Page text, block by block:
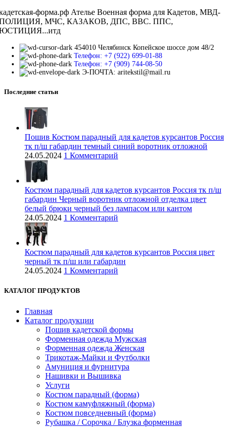
форма.рф Ателье Военная форма для Кадетов, МВД-
МЧС, КАЗАКОВ, ДПС, ВВС. ППС,
454010 Челябинск Копейское шоссе дом 48/2
Телефон: +7 (922) 699-01-88
Телефон: +7 (909) 744-08-50
Э-ПОЧТА: aritekstil@mail.ru
Последние статьи
Пошив Костюм парадный для кадетов курсантов Россия
тк п/ш габардин темный синий воротник отложной
24.05.2024 1 Комментарий
Костюм парадный для кадетов курсантов Россия тк п/ш
габардин Черный воротник отложной отделка цвет
белый брюки черный без лaмпасом или кантом
24.05.2024 1 Комментарий
Костюм парадный для кадетов курсантов Россия цвет
черный тк п/ш или габардин
24.05.2024 1 Комментарий
КАТАЛОГ ПРОДУКТОВ
Главная
Каталог продукции
Пошив кадетской формы
Форменная одежда Мужская
Форменная одежда Женская
Трикотаж-Майки и Футболки
Амуниция и фурнитура
Нашивки и Вышивка
Услуги
Костюм парадный (форма)
Костюм камуфляжный (форма)
Костюм повседневный (форма)
Рубашка / Сорочка / Блузка форменная